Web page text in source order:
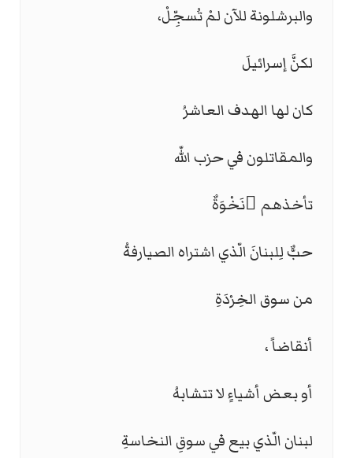
والبرشلونة للآن لمْ تُسجِّلْ،
لكنَّ إسرائيلَ
كان لها الهدف العاشرُ
والمقاتلون في حزب اللّه
تأخذهم ْنَخْوَةٌ
حبٌّ لِلبنانَ الّذي اشتراه الصيارفةُ
من سوق الخِرْدَةِ
أنقاضاً ،
أو بعض أشياءٍ لا تتشابهُ
لبنان الّذي بيع في سوقِ النخاسةِ